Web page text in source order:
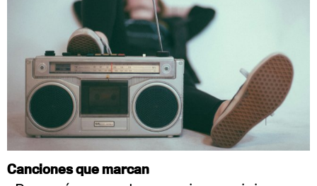
Canciones que marcan